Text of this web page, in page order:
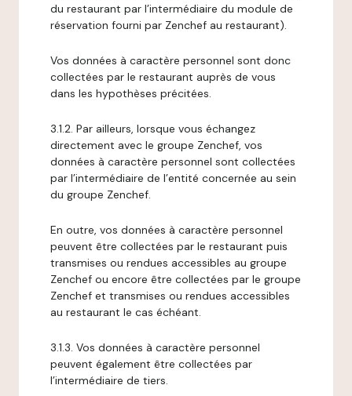
du restaurant par l’intermédiaire du module de
réservation fourni par Zenchef au restaurant).
Vos données à caractère personnel sont donc
collectées par le restaurant auprès de vous
dans les hypothèses précitées.
3.1.2. Par ailleurs, lorsque vous échangez
directement avec le groupe Zenchef, vos
données à caractère personnel sont collectées
par l’intermédiaire de l’entité concernée au sein
du groupe Zenchef.
En outre, vos données à caractère personnel
peuvent être collectées par le restaurant puis
transmises ou rendues accessibles au groupe
Zenchef ou encore être collectées par le groupe
Zenchef et transmises ou rendues accessibles
au restaurant le cas échéant.
3.1.3. Vos données à caractère personnel
peuvent également être collectées par
l’intermédiaire de tiers.